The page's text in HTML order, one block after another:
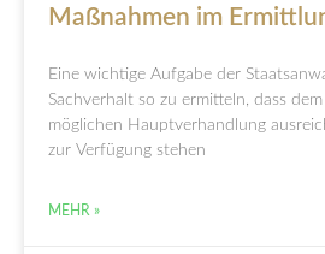
Maßnahmen im
Eine wichtige Aufgabe der
Sachverhalt so zu ermitteln, dass
möglichen Hauptverhandlung
zur Verfügung stehen
MEHR »